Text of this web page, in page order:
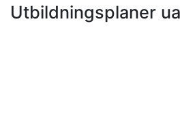
Statistics
Utbildningsplaner